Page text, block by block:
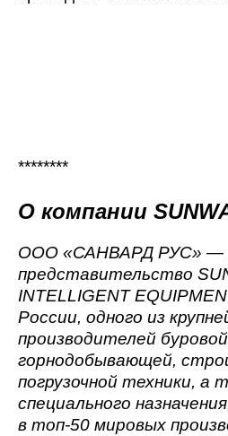
********
О компании
ООО «САНВАРД РУС» —
представительство
INTELLIGENT
России, одного из
производителей
горнодобывающей,
погрузочной техники, а
специального
в топ-50 мировых